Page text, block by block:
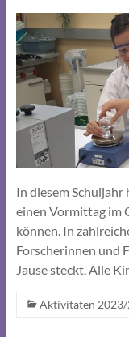
In diesem Schuljahr
einen Vormittag im
können. In
Forscherinnen und
Jause steckt. Alle
Aktivitäten